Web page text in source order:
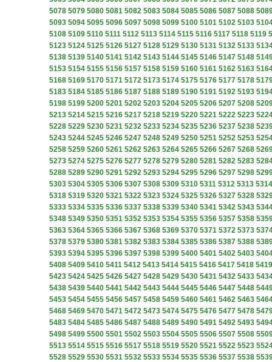
5078 5079 5080 5081 5082 5083 5084 5085 5086 5087 5088
5093 5094 5095 5096 5097 5098 5099 5100 5101 5102 5103
5108 5109 5110 5111 5112 5113 5114 5115 5116 5117 5118 5119
5123 5124 5125 5126 5127 5128 5129 5130 5131 5132 5133
5138 5139 5140 5141 5142 5143 5144 5145 5146 5147 5148
5153 5154 5155 5156 5157 5158 5159 5160 5161 5162 5163
5168 5169 5170 5171 5172 5173 5174 5175 5176 5177 5178
5183 5184 5185 5186 5187 5188 5189 5190 5191 5192 5193
5198 5199 5200 5201 5202 5203 5204 5205 5206 5207 5208
5213 5214 5215 5216 5217 5218 5219 5220 5221 5222 5223
5228 5229 5230 5231 5232 5233 5234 5235 5236 5237 5238
5243 5244 5245 5246 5247 5248 5249 5250 5251 5252 5253
5258 5259 5260 5261 5262 5263 5264 5265 5266 5267 5268
5273 5274 5275 5276 5277 5278 5279 5280 5281 5282 5283
5288 5289 5290 5291 5292 5293 5294 5295 5296 5297 5298
5303 5304 5305 5306 5307 5308 5309 5310 5311 5312 5313 5314
5318 5319 5320 5321 5322 5323 5324 5325 5326 5327 5328
5333 5334 5335 5336 5337 5338 5339 5340 5341 5342 5343
5348 5349 5350 5351 5352 5353 5354 5355 5356 5357 5358
5363 5364 5365 5366 5367 5368 5369 5370 5371 5372 5373
5378 5379 5380 5381 5382 5383 5384 5385 5386 5387 5388
5393 5394 5395 5396 5397 5398 5399 5400 5401 5402 5403
5408 5409 5410 5411 5412 5413 5414 5415 5416 5417 5418 5419
5423 5424 5425 5426 5427 5428 5429 5430 5431 5432 5433
5438 5439 5440 5441 5442 5443 5444 5445 5446 5447 5448
5453 5454 5455 5456 5457 5458 5459 5460 5461 5462 5463
5468 5469 5470 5471 5472 5473 5474 5475 5476 5477 5478
5483 5484 5485 5486 5487 5488 5489 5490 5491 5492 5493
5498 5499 5500 5501 5502 5503 5504 5505 5506 5507 5508
5513 5514 5515 5516 5517 5518 5519 5520 5521 5522 5523
5528 5529 5530 5531 5532 5533 5534 5535 5536 5537 5538